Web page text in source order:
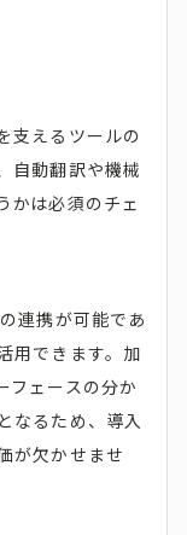
支えるツールの
自動翻訳や機械
かは必須のチェ
連携が可能であ
用できます。加
フェースの分か
なるため、導入
が欠かせませ